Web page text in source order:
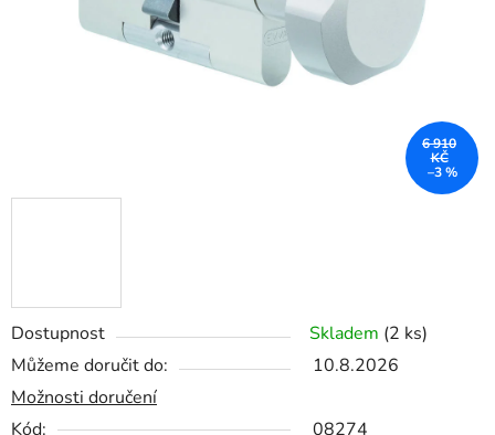
Dostupnost Skladem (2 ks)
Můžeme doručit do:
10.8.2026
Možnosti doručení
Kód:
08274
6 910
KČ
–3 %